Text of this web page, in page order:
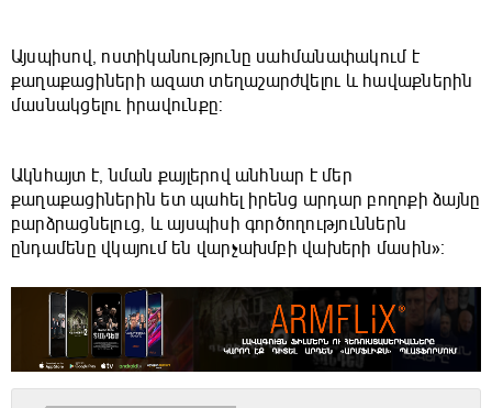
Այսպիսով, ոստիկանությունը սահմանափակում է
քաղաքացիների ազատ տեղաշարժվելու և հավաքներին
մասնակցելու իրավունքը:
Ակնհայտ է, նման քայլերով անհնար է մեր
քաղաքացիներին ետ պահել իրենց արդար բողոքի ձայնը
բարձրացնելուց, և այսպիսի գործողություններն
ընդամենը վկայում են վարչախմբի վախերի մասին»։